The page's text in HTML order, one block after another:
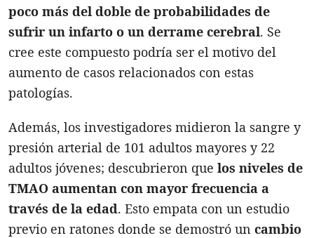
poco más del doble de probabilidades de
sufrir un infarto o un derrame cerebral. Se
cree este compuesto podría ser el motivo del
aumento de casos relacionados con estas
patologías.
Además, los investigadores midieron la sangre y
presión arterial de 101 adultos mayores y 22
adultos jóvenes; descubrieron que los niveles de
TMAO aumentan con mayor frecuencia a
través de la edad. Esto empata con un estudio
previo en ratones donde se demostró un cambio